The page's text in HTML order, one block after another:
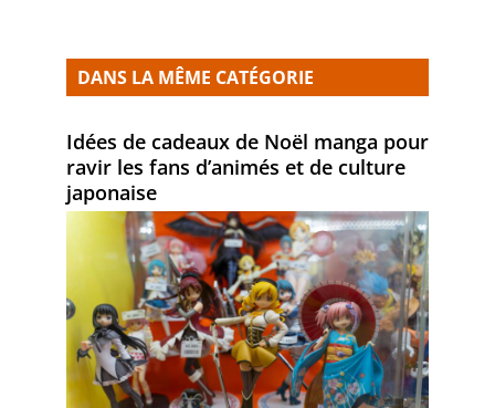
DANS LA MÊME CATÉGORIE
Idées de cadeaux de Noël manga pour
ravir les fans d’animés et de culture
japonaise